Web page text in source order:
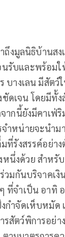
งมูลนิธิบ้านส
รับและพร้อมใ
างเลน มีสัตว์
เจน โดยมีทั้
ากนี้ยังมีคาเฟ่
จำหน่ายจะนำ
ที่รังสรรค์อย่า
นึ่งด้วย สำหรั
วมกันบริจาคเ
ที่จำเป็น อาทิ
กำจัดเห็บหมั
ตว์พิการอย่า